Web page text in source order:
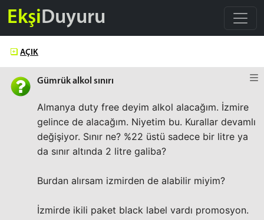
EkşiDuyuru
AÇIK
Gümrük alkol sınırı
Almanya duty free deyim alkol alacağım. İzmire
gelince de alacağım. Niyetim bu. Kurallar devamlı
değişiyor. Sınır ne? %22 üstü sadece bir litre ya
da sınır altında 2 litre galiba?
Burdan alırsam izmirden de alabilir miyim?
İzmirde ikili paket black label vardı promosyon.